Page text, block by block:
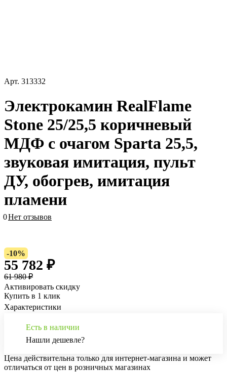
Арт. 313332
Электрокамин RealFlame
Stone 25/25,5 коричневый
МДФ с очагом Sparta 25,5,
звуковая имитация, пульт
ДУ, обогрев, имитация
пламени
0Нет отзывов
-10%
55 782 ₽
61 980 ₽
Активировать скидку
Купить в 1 клик
Характеристики
Есть в наличии
Нашли дешевле?
Цена действительна только для интернет-магазина и может
отличаться от цен в розничных магазинах